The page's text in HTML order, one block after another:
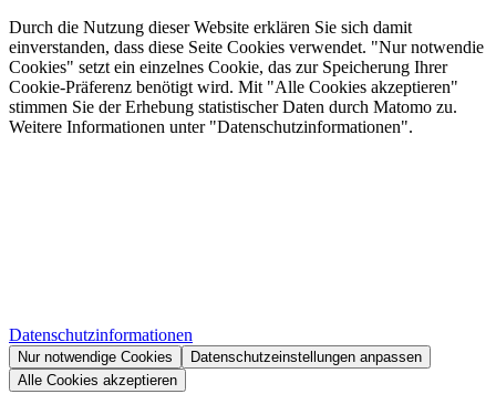
Durch die Nutzung dieser Website erklären Sie sich damit
einverstanden, dass diese Seite Cookies verwendet. "Nur notwendie
Cookies" setzt ein einzelnes Cookie, das zur Speicherung Ihrer
Cookie-Präferenz benötigt wird. Mit "Alle Cookies akzeptieren"
stimmen Sie der Erhebung statistischer Daten durch Matomo zu.
Weitere Informationen unter "Datenschutzinformationen".
Datenschutzinformationen
Nur notwendige Cookies
Datenschutzeinstellungen anpassen
Alle Cookies akzeptieren